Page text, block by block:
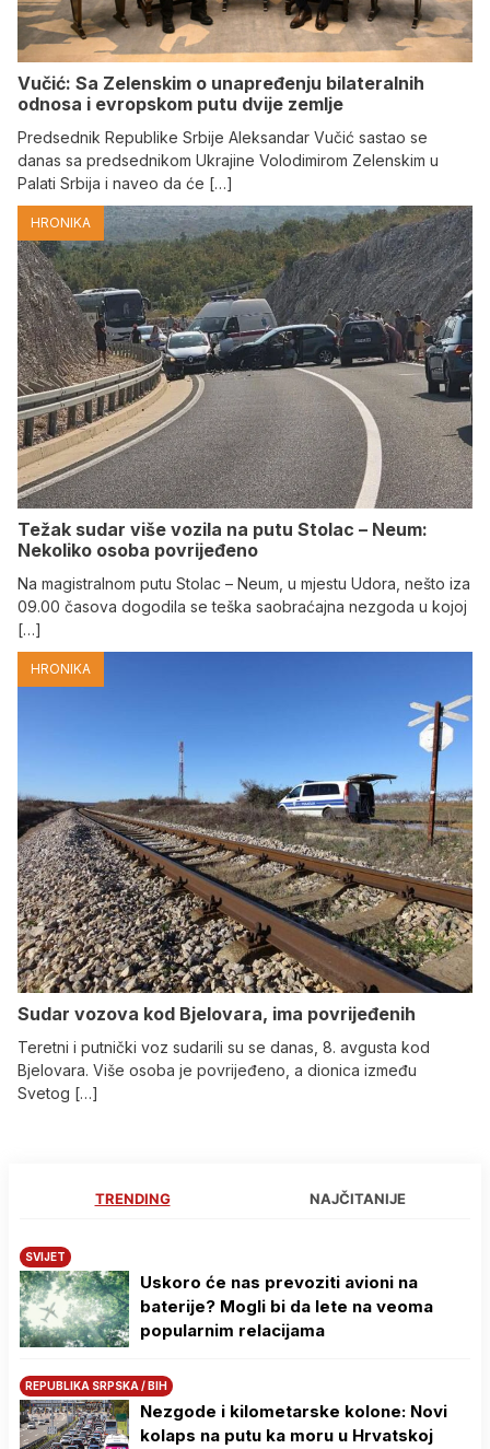
Vučić: Sa Zelenskim o unapređenju bilateralnih
odnosa i evropskom putu dvije zemlje
Predsednik Republike Srbije Aleksandar Vučić sastao se
danas sa predsednikom Ukrajine Volodimirom Zelenskim u
Palati Srbija i naveo da će […]
HRONIKA
Težak sudar više vozila na putu Stolac – Neum:
Nekoliko osoba povrijeđeno
Na magistralnom putu Stolac – Neum, u mjestu Udora, nešto iza
09.00 časova dogodila se teška saobraćajna nezgoda u kojoj
[…]
HRONIKA
Sudar vozova kod Bjelovara, ima povrijeđenih
Teretni i putnički voz sudarili su se danas, 8. avgusta kod
Bjelovara. Više osoba je povrijeđeno, a dionica između
Svetog […]
TRENDING NAJČITANIJE
SVIJET
Uskoro će nas prevoziti avioni na
baterije? Mogli bi da lete na veoma
popularnim relacijama
REPUBLIKA SRPSKA / BIH
Nezgode i kilometarske kolone: Novi
kolaps na putu ka moru u Hrvatskoj